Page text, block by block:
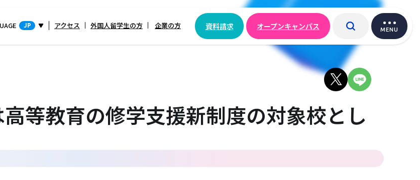
JP アクセス 外国人留学生の方 企業の方 資料請求 オープンキャンパス MENU
等教育の修学支援新制度の対象校とし